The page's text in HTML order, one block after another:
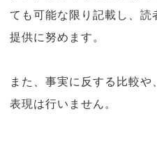
ても可能な限り記載し、読
提供に努めます。
また、事実に反する比較
表現は行いません。